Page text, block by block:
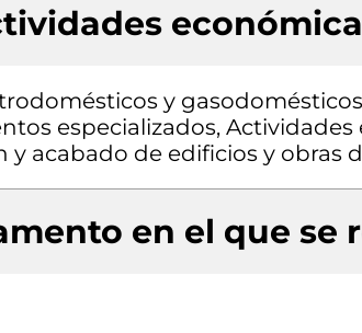
y
especializados, Actividades
y acabado de edificios y obras
en el que se